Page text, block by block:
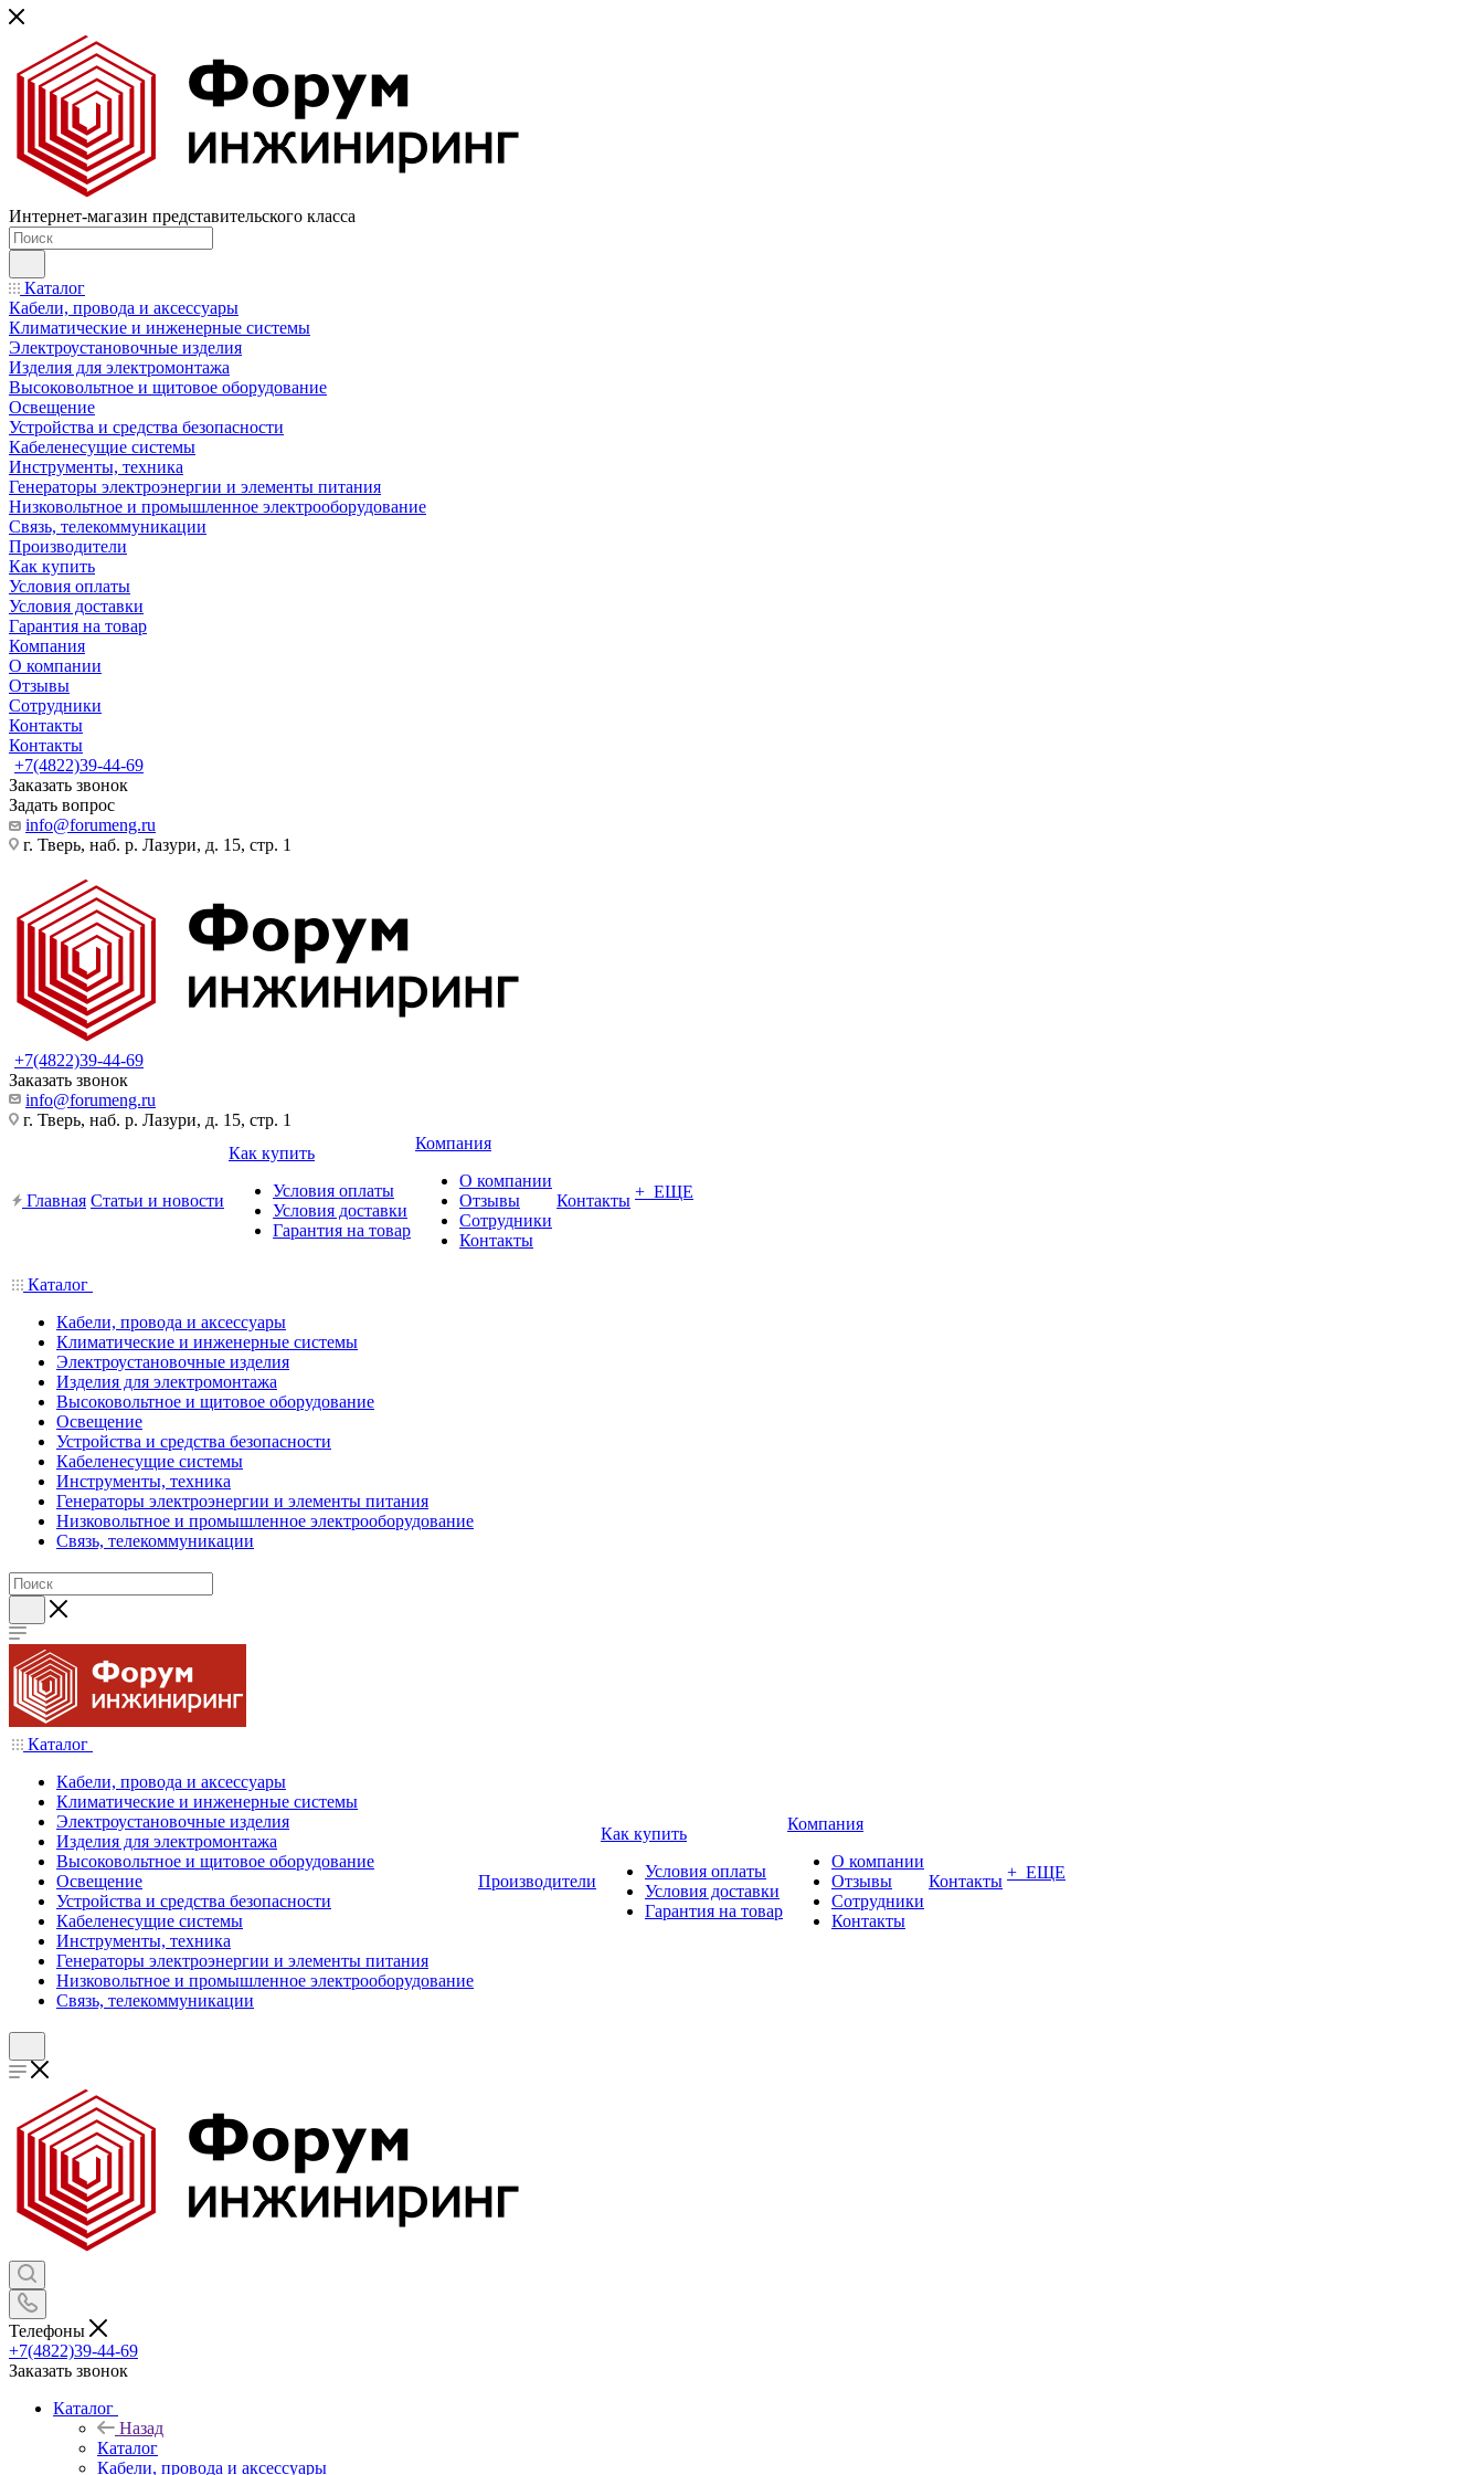
Интернет-магазин представительского класса
Каталог
Кабели, провода и аксессуары
Климатические и инженерные системы
Электроустановочные изделия
Изделия для электромонтажа
Высоковольтное и щитовое оборудование
Освещение
Устройства и средства безопасности
Кабеленесущие системы
Инструменты, техника
Генераторы электроэнергии и элементы питания
Низковольтное и промышленное электрооборудование
Связь, телекоммуникации
Производители
Как купить
Условия оплаты
Условия доставки
Гарантия на товар
Компания
О компании
Отзывы
Сотрудники
Контакты
Контакты
+7(4822)39-44-69
Заказать звонок
Задать вопрос
info@forumeng.ru
г. Тверь, наб. р. Лазури, д. 15, стр. 1
+7(4822)39-44-69
Заказать звонок
info@forumeng.ru
г. Тверь, наб. р. Лазури, д. 15, стр. 1
Главная Статьи и новости
Как купить
Условия оплаты
Условия доставки
Гарантия на товар
Компания
О компании
Отзывы
Сотрудники
Контакты
Контакты + ЕЩЕ
Каталог
Кабели, провода и аксессуары
Климатические и инженерные системы
Электроустановочные изделия
Изделия для электромонтажа
Высоковольтное и щитовое оборудование
Освещение
Устройства и средства безопасности
Кабеленесущие системы
Инструменты, техника
Генераторы электроэнергии и элементы питания
Низковольтное и промышленное электрооборудование
Связь, телекоммуникации
Каталог
Кабели, провода и аксессуары
Климатические и инженерные системы
Электроустановочные изделия
Изделия для электромонтажа
Высоковольтное и щитовое оборудование
Освещение
Устройства и средства безопасности
Кабеленесущие системы
Инструменты, техника
Генераторы электроэнергии и элементы питания
Низковольтное и промышленное электрооборудование
Связь, телекоммуникации
Производители
Как купить
Условия оплаты
Условия доставки
Гарантия на товар
Компания
О компании
Отзывы
Сотрудники
Контакты
Контакты + ЕЩЕ
Телефоны
+7(4822)39-44-69
Заказать звонок
Каталог
Назад
Каталог
Кабели, провода и аксессуары